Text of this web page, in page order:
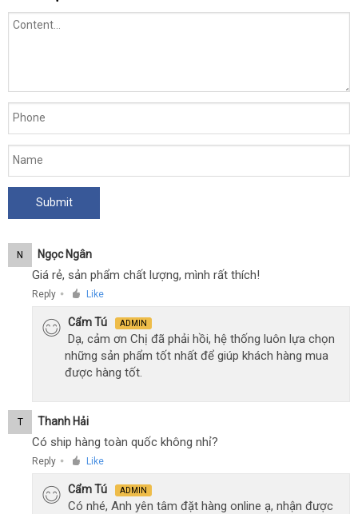
N Ngọc Ngân
Giá rẻ, sản phẩm chất lượng, mình rất thích!
Reply ● Like
Cẩm Tú ADMIN
Dạ, cảm ơn Chị đã phải hồi, hệ thống luôn lựa chọn
những sản phẩm tốt nhất để giúp khách hàng mua
được hàng tốt.
T Thanh Hải
Có ship hàng toàn quốc không nhỉ?
Reply ● Like
Cẩm Tú ADMIN
Có nhé, Anh yên tâm đặt hàng online ạ, nhận được